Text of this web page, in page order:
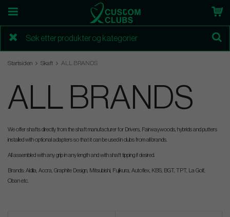
Startsiden Skaft ALL BRANDS
ALL BRANDS
We offer shafts directly from the shaft manufacturer for Drivers, Fairwaywoods, hybrids and putters
installed with optional adapters so that it can be used in clubs from all brands.
All assembled with any grip in any length and with shaft tipping if desired.
Brands: Aldila, Accra, Graphite Design, Mitsubishi, Fujikura, Autoflex, KBS, BGT, TPT, La Golf,
Oban etc.